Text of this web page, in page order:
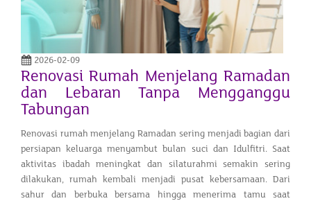
2026-02-09
Renovasi Rumah Menjelang Ramadan
dan Lebaran Tanpa Mengganggu
Tabungan
Renovasi rumah menjelang Ramadan sering menjadi bagian dari
persiapan keluarga menyambut bulan suci dan Idulfitri. Saat
aktivitas ibadah meningkat dan silaturahmi semakin sering
dilakukan, rumah kembali menjadi pusat kebersamaan. Dari
sahur dan berbuka bersama hingga menerima tamu saat